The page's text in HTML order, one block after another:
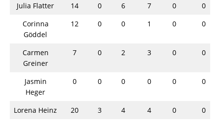
Julia Flatter 14 0 6 7 0
0
Corinna
Göddel
12 0 0 1 0 0
Carmen
Greiner
7 0 2 3 0 0
Jasmin
Heger
0 0 0 0 0 0
Lorena Heinz 20 3 4 4 0
0